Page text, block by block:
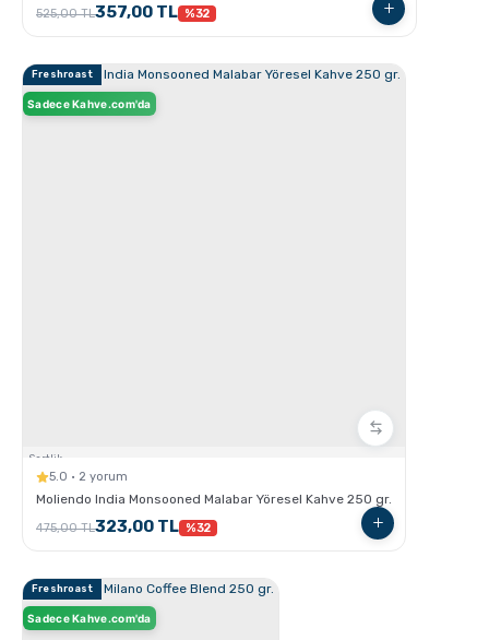
GROSCHE Dublin French Press
525,00 TL357,00 TL %32
Freshroast
Sertlik:
Sadece Kahve.com'da
5.0 · 2 yorum
Moliendo India Monsooned Malabar Yöresel Kahve 250 gr.
475,00 TL323,00 TL %32
Freshroast
Sadece Kahve.com'da